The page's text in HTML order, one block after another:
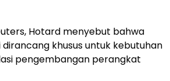
Hotard menyebut bahwa
khusus untuk kebutuhan
pengembangan perangkat